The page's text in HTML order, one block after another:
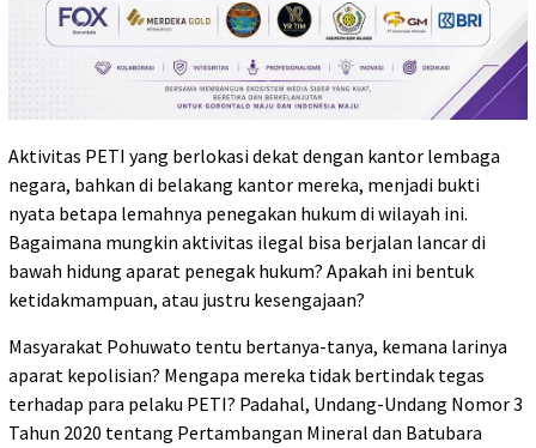
Aktivitas PETI yang berlokasi dekat dengan kantor lembaga
negara, bahkan di belakang kantor mereka, menjadi bukti
nyata betapa lemahnya penegakan hukum di wilayah ini.
Bagaimana mungkin aktivitas ilegal bisa berjalan lancar di
bawah hidung aparat penegak hukum? Apakah ini bentuk
ketidakmampuan, atau justru kesengajaan?
Masyarakat Pohuwato tentu bertanya-tanya, kemana larinya
aparat kepolisian? Mengapa mereka tidak bertindak tegas
terhadap para pelaku PETI? Padahal, Undang-Undang Nomor 3
Tahun 2020 tentang Pertambangan Mineral dan Batubara